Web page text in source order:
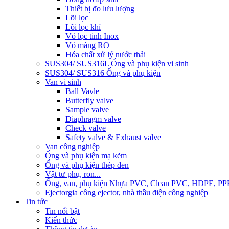
Thiết bị đo lưu lượng
Lõi lọc
Lõi lọc khí
Vỏ lọc tinh Inox
Vỏ màng RO
Hóa chất xử lý nước thải
SUS304/ SUS316L Ống và phụ kiện vi sinh
SUS304/ SUS316 Ống và phụ kiện
Van vi sinh
Ball Vavle
Butterfly valve
Sample valve
Diaphragm valve
Check valve
Safety valve & Exhaust valve
Van công nghiệp
Ống và phụ kiện mạ kẽm
Ống và phụ kiện thép đen
Vật tư phụ, ron...
Ống, van, phụ kiện Nhựa PVC, Clean PVC, HDPE,
Ejectorgia công ejector, nhà thầu điện công nghiệp
Tin tức
Tin nổi bật
Kiến thức